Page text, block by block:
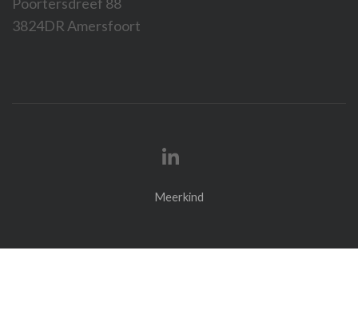
3824DR Amersfoort
Meerkind